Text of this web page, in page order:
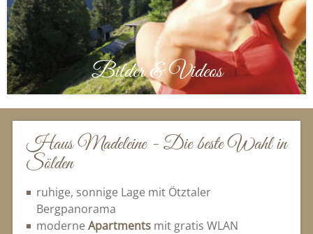
Bilder & Videos
Haus Madeleine - Die beste Wahl in
Sölden
ruhige, sonnige Lage mit Ötztaler
Bergpanorama
moderne Apartments mit gratis WLAN